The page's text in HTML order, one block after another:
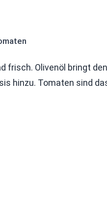
frisch. Olivenöl bringt
hinzu. Tomaten sind